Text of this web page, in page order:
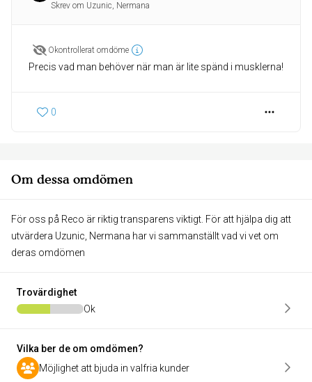
Om dessa omdömen
För oss på Reco är riktig transparens viktigt. För att hjälpa dig att
utvärdera Uzunic, Nermana har vi sammanställt vad vi vet om
deras omdömen
Trovärdighet
Ok
Vilka ber de om omdömen?
Möjlighet att bjuda in valfria kunder
Skrev om Uzunic, Nermana
Okontrollerat omdöme
Precis vad man behöver när man är lite spänd i musklerna!
0